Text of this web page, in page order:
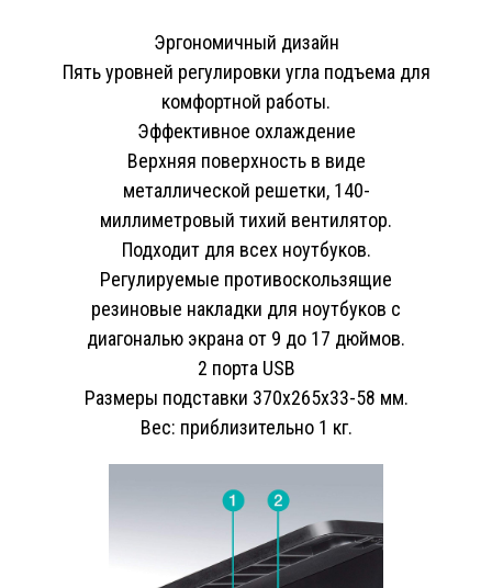
Эргономичный дизайн
Пять уровней регулировки угла подъема для
комфортной работы.
Эффективное охлаждение
Верхняя поверхность в виде
металлической решетки, 140-
миллиметровый тихий вентилятор.
Подходит для всех ноутбуков.
Регулируемые противоскользящие
резиновые накладки для ноутбуков с
диагональю экрана от 9 до 17 дюймов.
2 порта USB
Размеры подставки 370х265х33-58 мм.
Вес: приблизительно 1 кг.